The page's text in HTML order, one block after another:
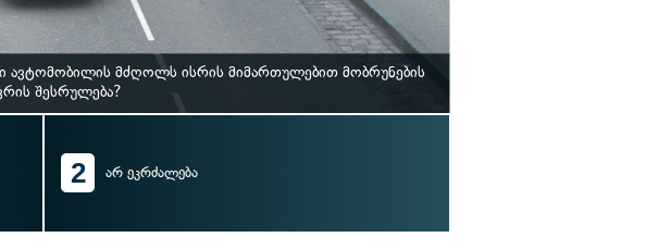
ავტომობილის მძღოლს ისრის მიმართულებით მობრუნების
შესრულება?
2 არ ეკრძალება